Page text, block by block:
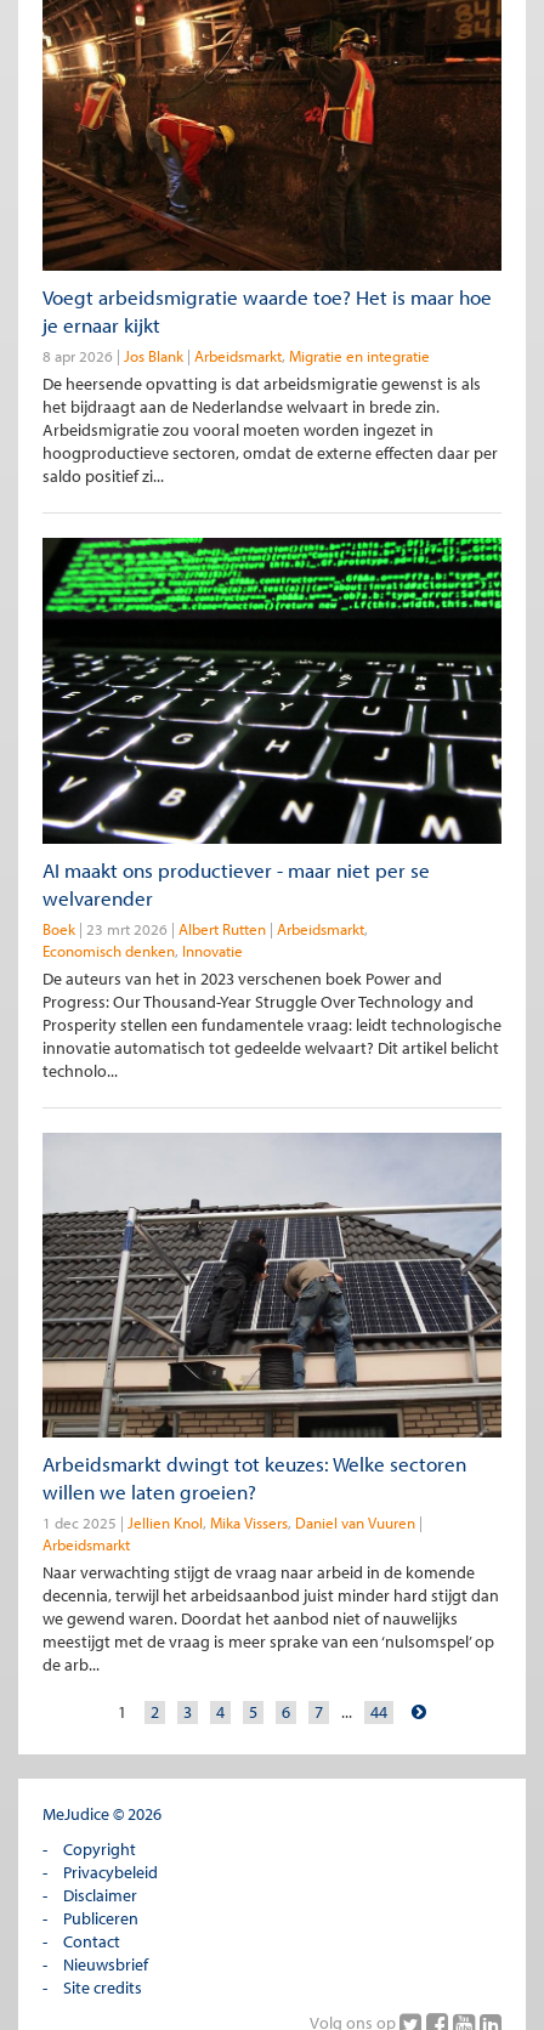
Voegt arbeidsmigratie waarde toe? Het is maar hoe
je ernaar kijkt
8 apr 2026 Jos Blank Arbeidsmarkt Migratie en integratie
De heersende opvatting is dat arbeidsmigratie gewenst is als
het bijdraagt aan de Nederlandse welvaart in brede zin.
Arbeidsmigratie zou vooral moeten worden ingezet in
hoogproductieve sectoren, omdat de externe effecten daar per
saldo positief zi...
AI maakt ons productiever - maar niet per se
welvarender
Boek 23 mrt 2026 Albert Rutten Arbeidsmarkt
Economisch denken Innovatie
De auteurs van het in 2023 verschenen boek Power and
Progress: Our Thousand-Year Struggle Over Technology and
Prosperity stellen een fundamentele vraag: leidt technologische
innovatie automatisch tot gedeelde welvaart? Dit artikel belicht
technolo...
Arbeidsmarkt dwingt tot keuzes: Welke sectoren
willen we laten groeien?
1 dec 2025 Jellien Knol Mika Vissers Daniel van Vuuren
Arbeidsmarkt
Naar verwachting stijgt de vraag naar arbeid in de komende
decennia, terwijl het arbeidsaanbod juist minder hard stijgt dan
we gewend waren. Doordat het aanbod niet of nauwelijks
meestijgt met de vraag is meer sprake van een ‘nulsomspel’ op
de arb...
1 2 3 4 5 6 7 ... 44
MeJudice © 2026
Copyright
Privacybeleid
Disclaimer
Publiceren
Contact
Nieuwsbrief
Site credits
Volg ons op